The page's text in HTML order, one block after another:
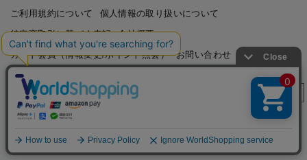
絞り込み
ご利用規約について
個人情報の取り扱いについて
特定商取引に基づく表記
会社概要
カード会員（情報変更/ポイント照会）
お問い合わせ
Copyright © HARUYAMA TRADING CO.,LTD. All Rights